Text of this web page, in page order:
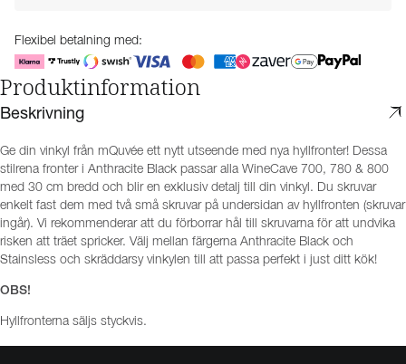
Flexibel betalning med:
Produktinformation
Beskrivning
Ge din vinkyl från mQuvée ett nytt utseende med nya hyllfronter! Dessa
stilrena fronter i Anthracite Black passar alla WineCave 700, 780 & 800
med 30 cm bredd och blir en exklusiv detalj till din vinkyl. Du skruvar
enkelt fast dem med två små skruvar på undersidan av hyllfronten (skruvar
ingår). Vi rekommenderar att du förborrar hål till skruvarna för att undvika
risken att träet spricker. Välj mellan färgerna Anthracite Black och
Stainsless och skräddarsy vinkylen till att passa perfekt i just ditt kök!
OBS!
Hyllfronterna säljs styckvis.